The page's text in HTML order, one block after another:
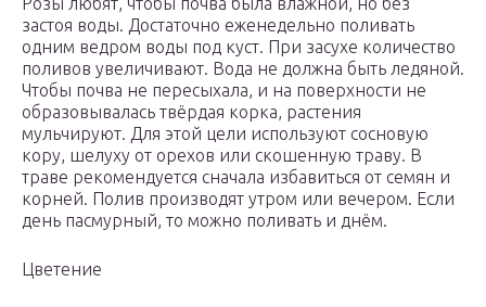
застоя воды. Достаточно еженедельно поливать
одним ведром воды под куст. При засухе количество
поливов увеличивают. Вода не должна быть ледяной.
Чтобы почва не пересыхала, и на поверхности не
образовывалась твёрдая корка, растения
мульчируют. Для этой цели используют сосновую
кору, шелуху от орехов или скошенную траву. В
траве рекомендуется сначала избавиться от семян и
корней. Полив производят утром или вечером. Если
день пасмурный, то можно поливать и днём.
Цветение